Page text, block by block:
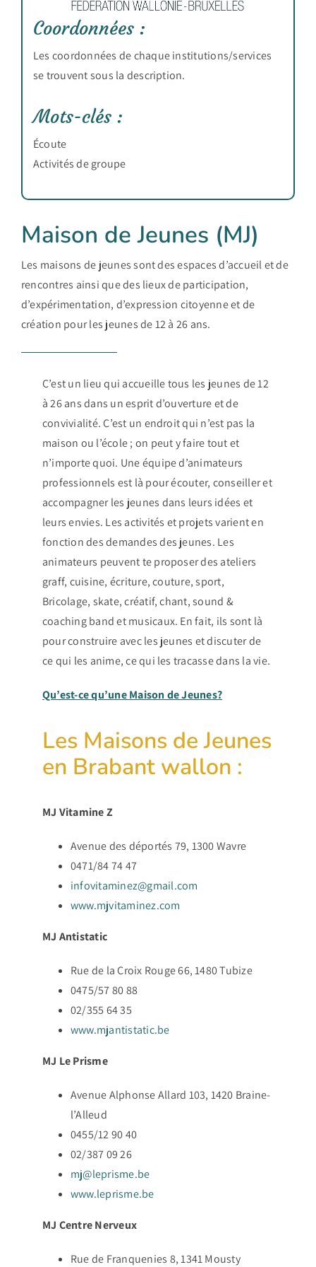
Coordonnées :
Les coordonnées de chaque institutions/services
se trouvent sous la description.
Mots-clés :
Écoute
Activités de groupe
Maison de Jeunes (MJ)
Les maisons de jeunes sont des espaces d’accueil et de
rencontres ainsi que des lieux de participation,
d’expérimentation, d’expression citoyenne et de
création pour les jeunes de 12 à 26 ans.
C’est un lieu qui accueille tous les jeunes de 12
à 26 ans dans un esprit d’ouverture et de
convivialité. C’est un endroit qui n’est pas la
maison ou l’école ; on peut y faire tout et
n’importe quoi. Une équipe d’animateurs
professionnels est là pour écouter, conseiller et
accompagner les jeunes dans leurs idées et
leurs envies. Les activités et projets varient en
fonction des demandes des jeunes. Les
animateurs peuvent te proposer des ateliers
graff, cuisine, écriture, couture, sport,
Bricolage, skate, créatif, chant, sound &
coaching band et musicaux. En fait, ils sont là
pour construire avec les jeunes et discuter de
ce qui les anime, ce qui les tracasse dans la vie.
Qu’est-ce qu’une Maison de Jeunes?
Les Maisons de Jeunes
en Brabant wallon :
MJ Vitamine Z
Avenue des déportés 79, 1300 Wavre
0471/84 74 47
infovitaminez@gmail.com
www.mjvitaminez.com
MJ Antistatic
Rue de la Croix Rouge 66, 1480 Tubize
0475/57 80 88
02/355 64 35
www.mjantistatic.be
MJ Le Prisme
Avenue Alphonse Allard 103, 1420 Braine-
l’Alleud
0455/12 90 40
02/387 09 26
mj@leprisme.be
www.leprisme.be
MJ Centre Nerveux
Rue de Franquenies 8, 1341 Mousty